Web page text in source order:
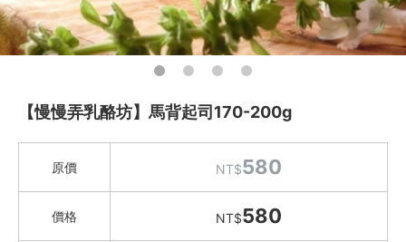
服務信箱
聯絡我們
合作與廣告
【慢慢弄乳酪坊】馬背起司170-200g
原價 NT$580
價格 NT$580